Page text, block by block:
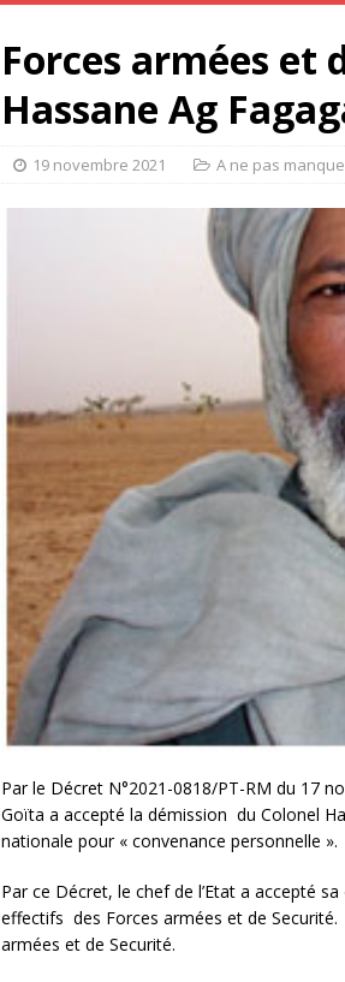
Forces armées et
Hassane Ag
19 novembre 2021 A ne pas
Par le Décret N°2021-0818/PT-RM du 17
Goïta a accepté la démission du Colonel
nationale pour « convenance personnelle ».
Par ce Décret, le chef de l’Etat a accepté
effectifs des Forces armées et de Securité.
armées et de Securité.